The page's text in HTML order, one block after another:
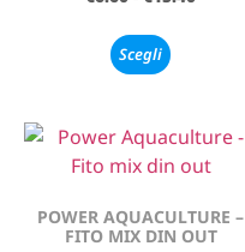
Scegli
POWER AQUACULTURE –
FITO MIX DIN OUT